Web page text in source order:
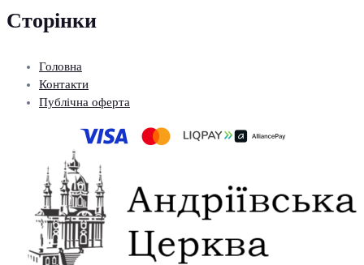
Сторінки
Головна
Контакти
Публічна оферта